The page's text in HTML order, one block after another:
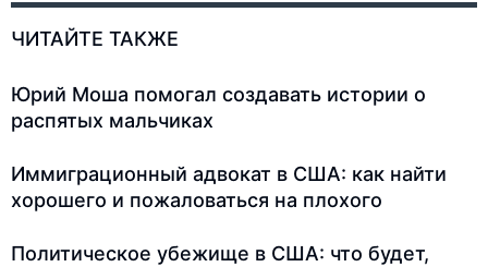
ЧИТАЙТЕ ТАКЖЕ
Юрий Моша помогал создавать истории о
распятых мальчиках
Иммиграционный адвокат в США: как найти
хорошего и пожаловаться на плохого
Политическое убежище в США: что будет,